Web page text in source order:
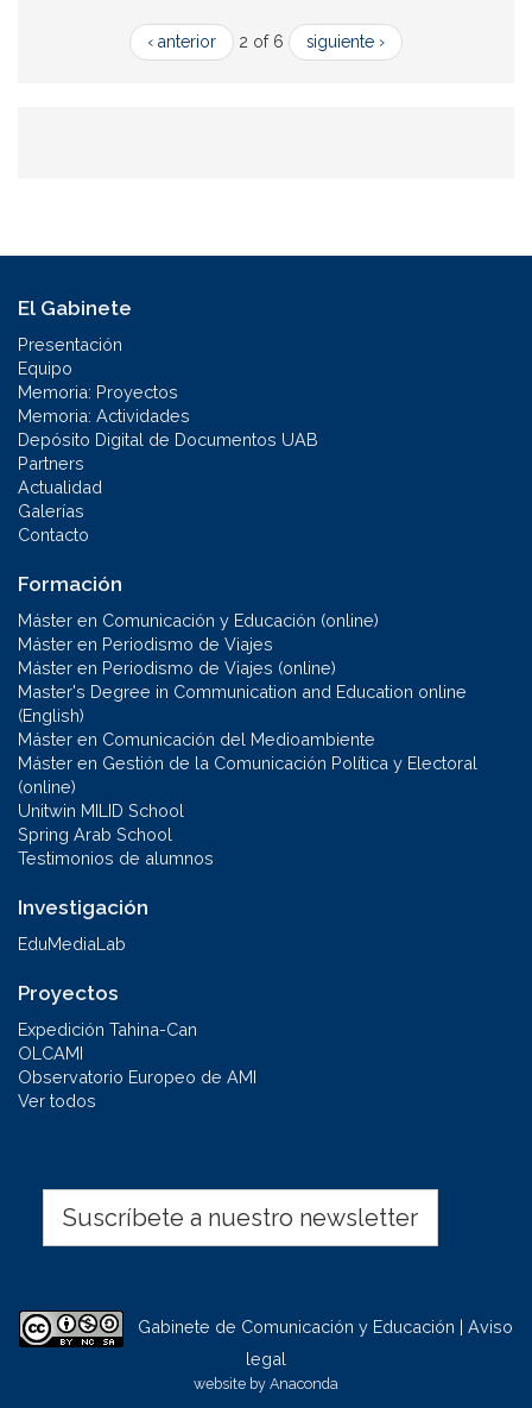
‹ anterior 2 of 6 siguiente ›
El Gabinete
Presentación
Equipo
Memoria: Proyectos
Memoria: Actividades
Depósito Digital de Documentos UAB
Partners
Actualidad
Galerías
Contacto
Formación
Máster en Comunicación y Educación (online)
Máster en Periodismo de Viajes
Máster en Periodismo de Viajes (online)
Master's Degree in Communication and Education online
(English)
Máster en Comunicación del Medioambiente
Máster en Gestión de la Comunicación Política y Electoral
(online)
Unitwin MILID School
Spring Arab School
Testimonios de alumnos
Investigación
EduMediaLab
Proyectos
Expedición Tahina-Can
OLCAMI
Observatorio Europeo de AMI
Ver todos
Suscríbete a nuestro newsletter
Gabinete de Comunicación y Educación | Aviso
legal
website by Anaconda